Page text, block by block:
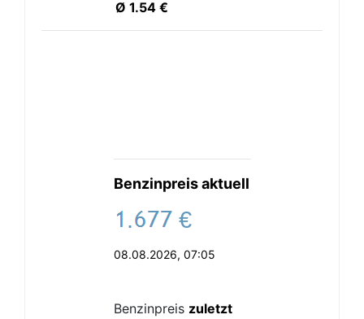
Ø 1.54 €
Benzinpreis aktuell
. €
08.08.2026, 07:05
Benzinpreis zuletzt